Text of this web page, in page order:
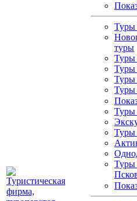
Туры
туры
Туры
Туры
Туры
Туры
Туры
Туры
Туры